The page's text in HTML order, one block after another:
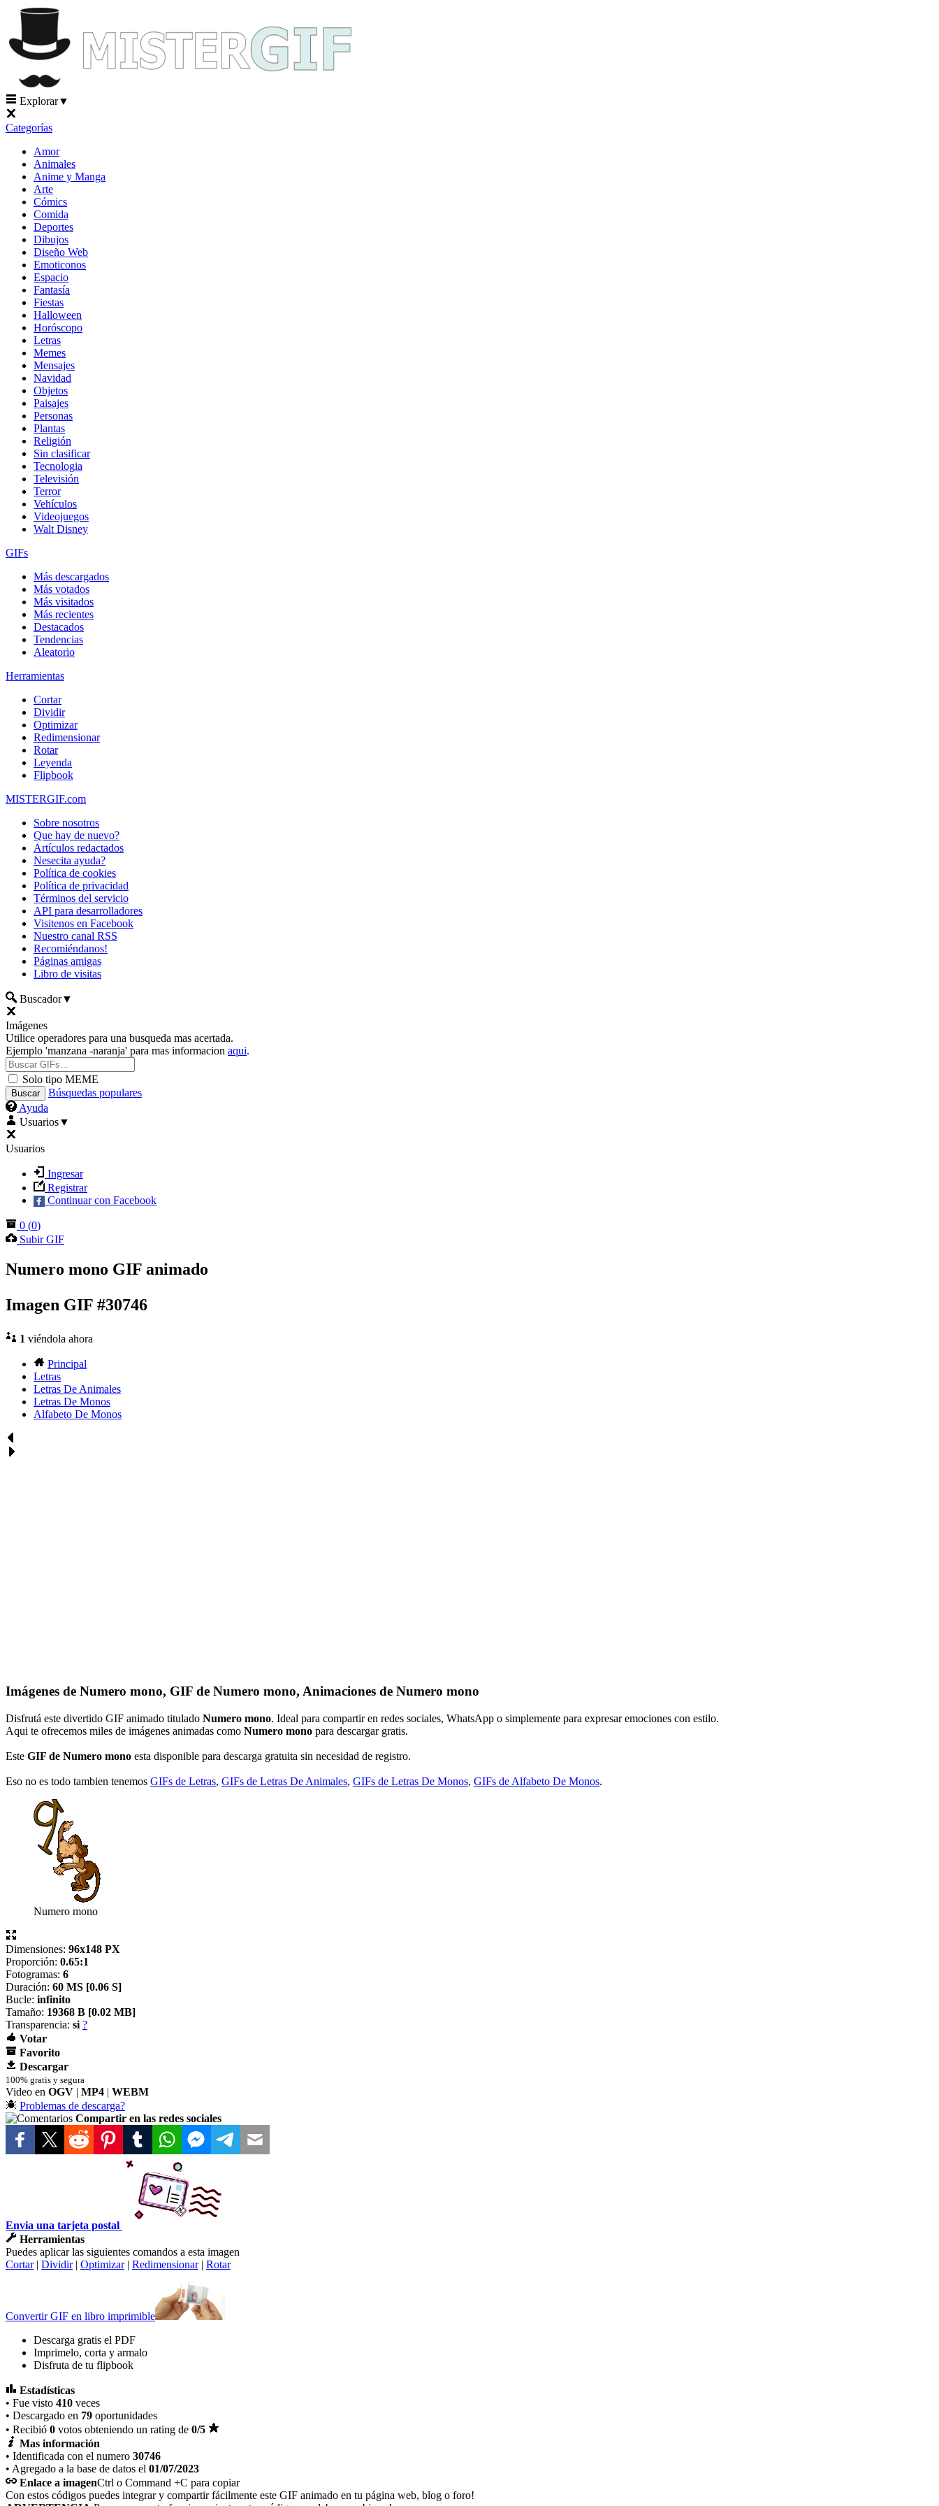
Explorar▼
Categorías
Amor
Animales
Anime y Manga
Arte
Cómics
Comida
Deportes
Dibujos
Diseño Web
Emoticonos
Espacio
Fantasía
Fiestas
Halloween
Horóscopo
Letras
Memes
Mensajes
Navidad
Objetos
Paisajes
Personas
Plantas
Religión
Sin clasificar
Tecnologia
Televisión
Terror
Vehículos
Videojuegos
Walt Disney
GIFs
Más descargados
Más votados
Más visitados
Más recientes
Destacados
Tendencias
Aleatorio
Herramientas
Cortar
Dividir
Optimizar
Redimensionar
Rotar
Leyenda
Flipbook
MISTERGIF.com
Sobre nosotros
Que hay de nuevo?
Artículos redactados
Nesecita ayuda?
Política de cookies
Política de privacidad
Términos del servicio
API para desarrolladores
Visitenos en Facebook
Nuestro canal RSS
Recomiéndanos!
Páginas amigas
Libro de visitas
Buscador▼
Imágenes
Utilice operadores para una busqueda mas acertada.
Ejemplo 'manzana -naranja' para mas informacion aqui.
Solo tipo MEME
Búsquedas populares
Ayuda
Usuarios▼
Usuarios
Ingresar
Registrar
Continuar con Facebook
0 (0)
Subir GIF
Numero mono GIF animado
Imagen GIF #30746
1 viéndola ahora
Principal
Letras
Letras De Animales
Letras De Monos
Alfabeto De Monos
Imágenes de Numero mono, GIF de Numero mono, Animaciones de Numero mono
Disfrutá este divertido GIF animado titulado Numero mono. Ideal para compartir en redes sociales, WhatsApp o simplemente para expresar emociones con estilo.
Aqui te ofrecemos miles de imágenes animadas como Numero mono para descargar gratis.
Este GIF de Numero mono esta disponible para descarga gratuita sin necesidad de registro.
Eso no es todo tambien tenemos GIFs de Letras, GIFs de Letras De Animales, GIFs de Letras De Monos, GIFs de Alfabeto De Monos.
Numero mono
Dimensiones: 96x148 PX
Proporción: 0.65:1
Fotogramas: 6
Duración: 60 MS [0.06 S]
Bucle: infinito
Tamaño: 19368 B [0.02 MB]
Transparencia: si ?
Votar
Favorito
Descargar
100% gratis y segura
Video en OGV | MP4 | WEBM
Problemas de descarga?
Compartir en las redes sociales
Envia una tarjeta postal
Herramientas
Puedes aplicar las siguientes comandos a esta imagen
Cortar| Dividir| Optimizar| Redimensionar| Rotar
Convertir GIF en libro imprimible
Descarga gratis el PDF
Imprimelo, corta y armalo
Disfruta de tu flipbook
Estadísticas
• Fue visto 410 veces
• Descargado en 79 oportunidades
• Recibió 0 votos obteniendo un rating de 0/5
Mas información
• Identificada con el numero 30746
• Agregado a la base de datos el 01/07/2023
Enlace a imagenCtrl o Command +C para copiar
Con estos códigos puedes integrar y compartir fácilmente este GIF animado en tu página web, blog o foro!